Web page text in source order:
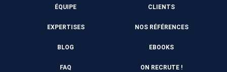
ÉQUIPE CLIENTS
EXPERTISES NOS RÉFÉRENCES
BLOG EBOOKS
FAQ ON RECRUTE !